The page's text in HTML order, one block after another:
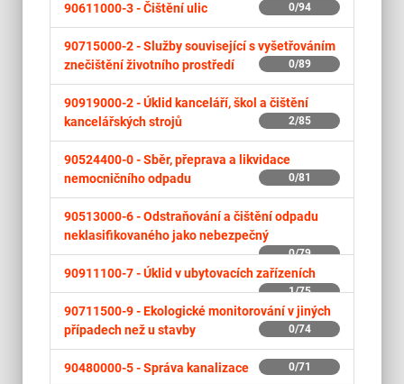
90611000-3 -Čištění ulic 0/94
90715000-2 -Služby související s vyšetřováním
znečištění životního prostředí
0/89
90919000-2 -Úklid kanceláří, škol a čištění
kancelářských strojů
2/85
90524400-0 -Sběr, přeprava a likvidace
nemocničního odpadu
0/81
90513000-6 -Odstraňování a čištění odpadu
neklasifikovaného jako nebezpečný
0/79
90911100-7 -Úklid v ubytovacích zařízeních
1/75
90711500-9 -Ekologické monitorování v jiných
případech než u stavby
0/74
90480000-5 -Správa kanalizace 0/71